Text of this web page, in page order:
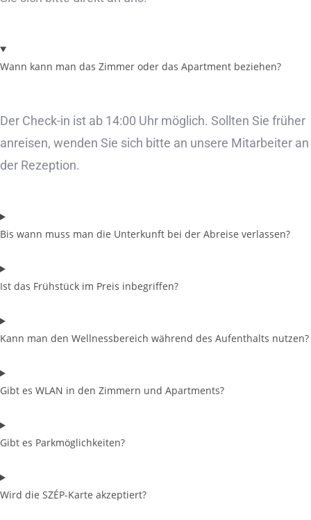
Wann kann man das Zimmer oder das Apartment beziehen?
Der Check-in ist ab 14:00 Uhr möglich. Sollten Sie früher
anreisen, wenden Sie sich bitte an unsere Mitarbeiter an
der Rezeption.
Bis wann muss man die Unterkunft bei der Abreise verlassen?
Ist das Frühstück im Preis inbegriffen?
Kann man den Wellnessbereich während des Aufenthalts nutzen?
Gibt es WLAN in den Zimmern und Apartments?
Gibt es Parkmöglichkeiten?
Wird die SZÉP-Karte akzeptiert?